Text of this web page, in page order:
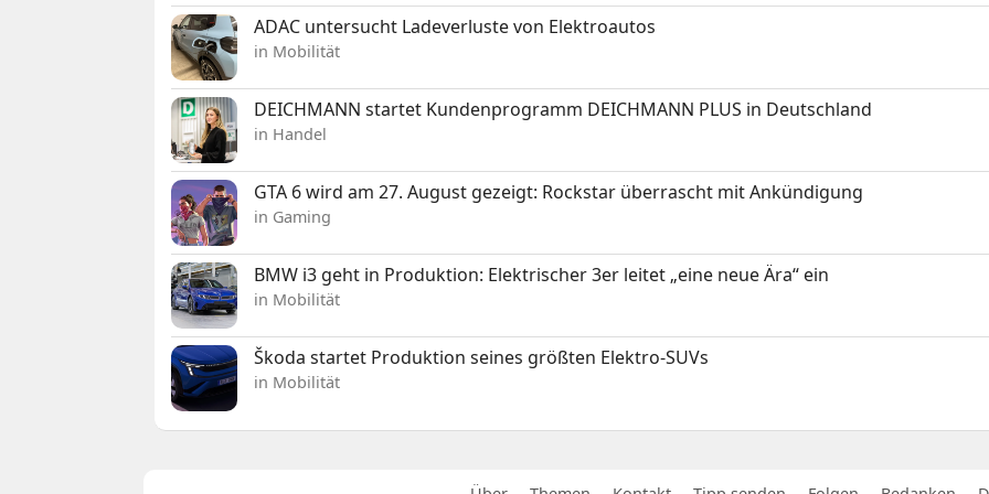
ADAC untersucht Ladeverluste von Elektroautos
in Mobilität
DEICHMANN startet Kundenprogramm DEICHMANN PLUS in Deutschland
in Handel
GTA 6 wird am 27. August gezeigt: Rockstar überrascht mit Ankündigung
in Gaming
BMW i3 geht in Produktion: Elektrischer 3er leitet „eine neue Ära“ ein
in Mobilität
Škoda startet Produktion seines größten Elektro-SUVs
in Mobilität